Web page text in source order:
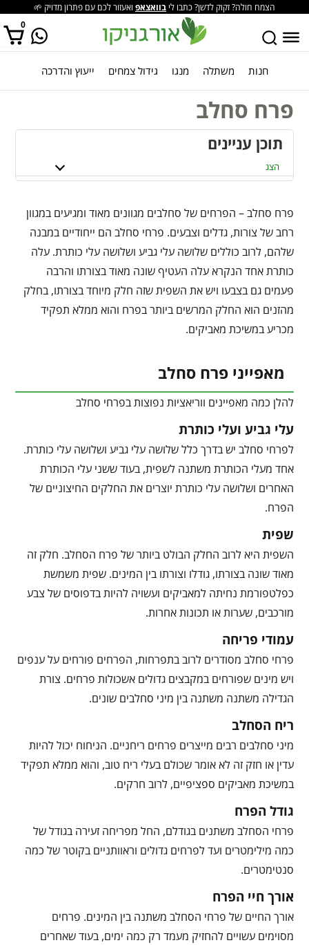
הצמח חולה? זקוק לדשן? כתבו לי בוואצאפ ואעזור לכם עם פתרון מדויק 🌱
0
אין מוצרים בסל הקניות. חנות משתלה מנגו גידול צמחים ייעוץ והדרכה
פרח סחלב
תוכן עניינים
הצג
פרח סחלב – הפרחים של סחלבים מגוונים מאוד ומגיעים במגוון
רחב של צורות, גדלים וצבעים. פרחי סחלב הם ייחודיים במבנה
שלהם, לרוב כוללים שלושה עלי גביע ושלושה עלי כותרת. עלה
כותרת אחד הנקרא עלה העטיף שונה מאוד בצורתו והרבה
פעמים גם בצבעו ויש את השפית שזה חלק מיוחד בצורתו, בחלק
מהזנים הוא החלק המרשים ביותר בפרח והוא ממלא תפקיד
מכריע במשיכת מאביקים.
מאפייני פרח סחלב
להלן כמה מאפיינים ווריאציות נפוצות בפרחי סחלב
עלי גביע ועלי כותרת
לפרחי סחלב יש בדרך כלל שלושה עלי גביע ושלושה עלי כותרת.
אחד מעלי הכותרת משתנה לשפית, בעוד ששני עלי הכותרת
האחרים ושלושה עלי כותרת יוצרים את החלקים החיצוניים של
הפרח.
שפית
השפית היא לרוב החלק הבולט ביותר של פרח הסחלב. חלק זה
מאוד שונה בצורתו, גודלו וצורתו בין המינים. שפית משמשת
כפלטפורמת נחיתה למאביקים ועשויה להיות בדפוסים של צבע
מורכבים, שערות או תכונות אחרות.
עמודי פריחה
פרחי סחלב מסודרים לרוב בתפרחות, הפרחים פורחים על ענפים
ויש מינים שפורחים במקבצים גדולים אשכולות פרחים. צורת
הגדילה משתנה משתנה בין מיני סחלבים שונים.
ריח הסחלב
מיני סחלבים רבים מייצרים פרחים ריחניים. הניחוח יכול להיות
עדין או חזק זה לא אומר שכולם בעלי ריח טוב, והוא ממלא תפקיד
במשיכת מאביקים ספציפיים, לרוב חרקים.
גודל הפרח
פרחי הסחלב משתנים בגודלם, החל מפריחה זעירה בגודל של
כמה מילימטרים ועד לפרחים גדולים וראוותניים בקוטר של כמה
סנטימטרים.
אורך חיי הפרח
אורך החיים של פרחי הסחלב משתנה בין המינים. פרחים
מסוימים עשויים להחזיק מעמד רק כמה ימים, בעוד שאחרים